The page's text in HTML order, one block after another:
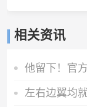
相关资讯